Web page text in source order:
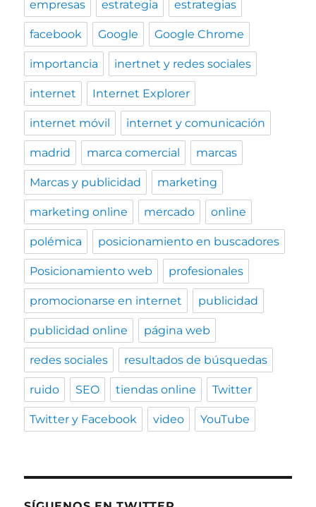
empresas estrategia estrategias
facebook Google Google Chrome
importancia inertnet y redes sociales
internet Internet Explorer
internet móvil internet y comunicación
madrid marca comercial marcas
Marcas y publicidad marketing
marketing online mercado online
polémica posicionamiento en buscadores
Posicionamiento web profesionales
promocionarse en internet publicidad
publicidad online página web
redes sociales resultados de búsquedas
ruido SEO tiendas online Twitter
Twitter y Facebook video YouTube